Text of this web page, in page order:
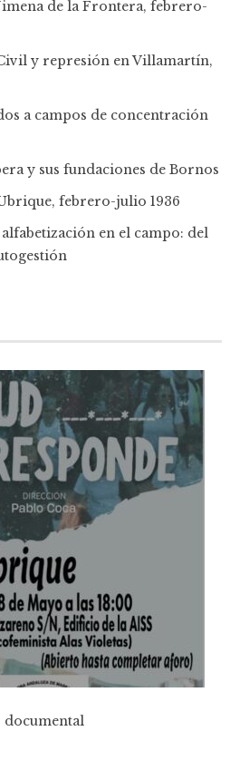
de la Frontera, febrero-
y represión en Villamartín,
a campos de concentración
y sus fundaciones de Bornos
febrero-julio 1936
en el campo: del
documental